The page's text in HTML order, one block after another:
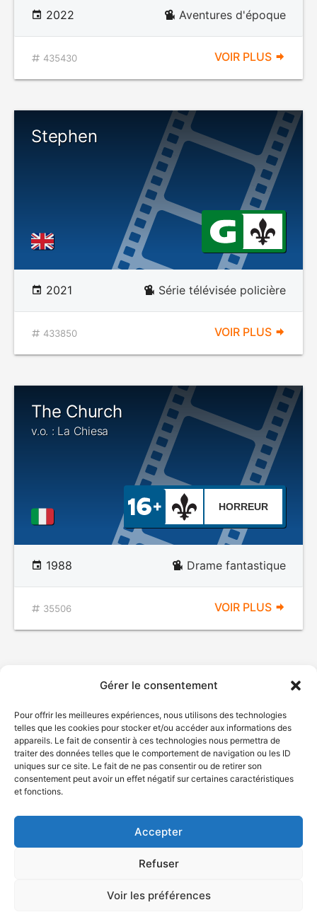
Gérer le consentement
Pour offrir les meilleures expériences, nous utilisons des technologies
telles que les cookies pour stocker et/ou accéder aux informations des
appareils. Le fait de consentir à ces technologies nous permettra de
traiter des données telles que le comportement de navigation ou les ID
uniques sur ce site. Le fait de ne pas consentir ou de retirer son
consentement peut avoir un effet négatif sur certaines caractéristiques
et fonctions.
Accepter
Refuser
Voir les préférences
2022 Aventures d'époque
435430 VOIR PLUS
Stephen
2021 Série télévisée policière
433850 VOIR PLUS
The Church
v.o. : La Chiesa
HORREUR
1988 Drame fantastique
35506 VOIR PLUS
© Gouvernement du Québec, 2026
Plan du site
Accessibilité
Accès à l'information
Déclaration de services